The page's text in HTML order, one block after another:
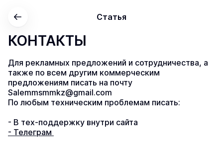
Статья
КОНТАКТЫ
Для рекламных предложений и сотрудничества, а
также по всем другим коммерческим
предложениям писать на почту
Salemmsmmkz@gmail.com
По любым техническим проблемам писать:
- В тех-поддержку внутри сайта
- Телеграм